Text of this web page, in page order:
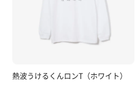
熱波うけるくんロンT（ホワイト）